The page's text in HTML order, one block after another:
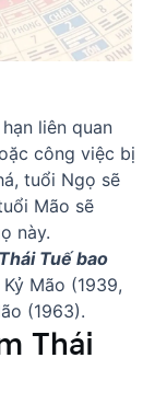
liên quan
công việc bị
tuổi Ngọ sẽ
Mão sẽ
này.
Tuế bao
Mão (1939,
(1963).
Thái